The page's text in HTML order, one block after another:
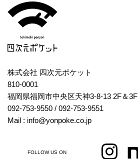
株式会社 四次元ポケット
810-0001
福岡県福岡市中央区天神3-8-13 2F＆3F
092-753-9550 / 092-753-9551
Mail : info@yonpoke.co.jp
FOLLOW US ON